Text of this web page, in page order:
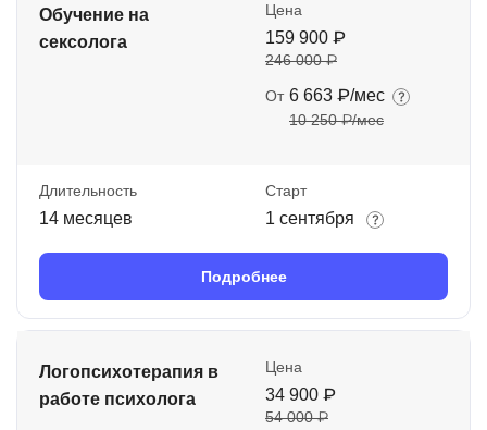
Обучение на
сексолога
Цена
159 900 ₽
246 000 ₽
От 6 663 ₽/мес
10 250 ₽/мес
Длительность
14 месяцев
Старт
1 сентября
Подробнее
Логопсихотерапия в
работе психолога
Цена
34 900 ₽
54 000 ₽